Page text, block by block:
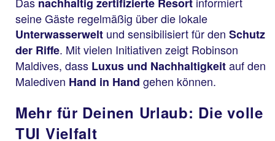
nachhaltig zertifizierte Resort
seine Gäste regelmäßig über die lokale
Unterwasserwelt und sensibilisiert für den Schutz
der Riffe. Mit vielen Initiativen zeigt Robinson
Maldives, dass Luxus und Nachhaltigkeitauf den
Malediven Hand in Hand gehen können.
Mehr für Deinen Urlaub: Die volle
TUI Vielfalt